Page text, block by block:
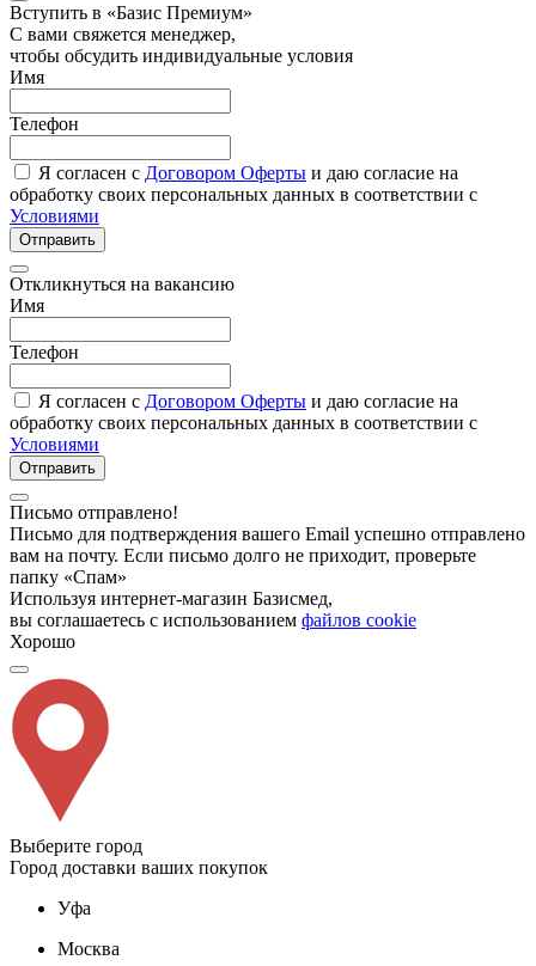
Вступить в «Базис Премиум»
С вами свяжется менеджер,
чтобы обсудить индивидуальные условия
Имя
Телефон
Я согласен с Договором Оферты и даю согласие на
обработку своих персональных данных в соответствии с
Условиями
Отправить
Откликнуться на вакансию
Имя
Телефон
Я согласен с Договором Оферты и даю согласие на
обработку своих персональных данных в соответствии с
Условиями
Отправить
Письмо отправлено!
Письмо для подтверждения вашего Email успешно отправлено
вам на почту. Если письмо долго не приходит, проверьте
папку «Спам»
Используя интернет-магазин Базисмед,
вы соглашаетесь с использованием файлов cookie
Хорошо
Выберите город
Город доставки ваших покупок
Уфа
Москва